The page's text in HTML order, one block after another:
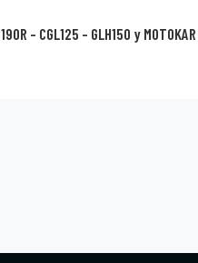
– CGL125 – GLH150 y